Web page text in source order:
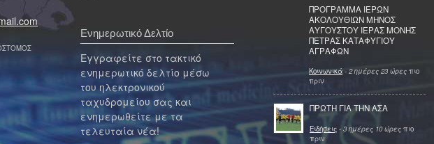
Ενημερωτικό Δελτίο
Εγγραφείτε στο τακτικό
ενημερωτικό δελτίο μέσω
του ηλεκτρονικού
ταχυδρομείου σας και
ενημερωθείτε με τα
τελευταία νέα!
ΠΡΟΓΡΑΜΜΑ ΙΕΡΩΝ
ΑΚΟΛΟΥΘΙΩΝ ΜΗΝΟΣ
ΑΥΓΟΥΣΤΟΥ ΙΕΡΑΣ ΜΟΝΗΣ
ΠΕΤΡΑΣ ΚΑΤΑΦΥΓΙΟΥ
ΑΓΡΑΦΩΝ
Κοινωνικά - 2 ημέρες 23 ώρες πιο
πριν
ΠΡΩΤΗ ΓΙΑ ΤΗΝ ΑΣΑ
Ειδήσεις - 3 ημέρες 10 ώρες πιο
πριν